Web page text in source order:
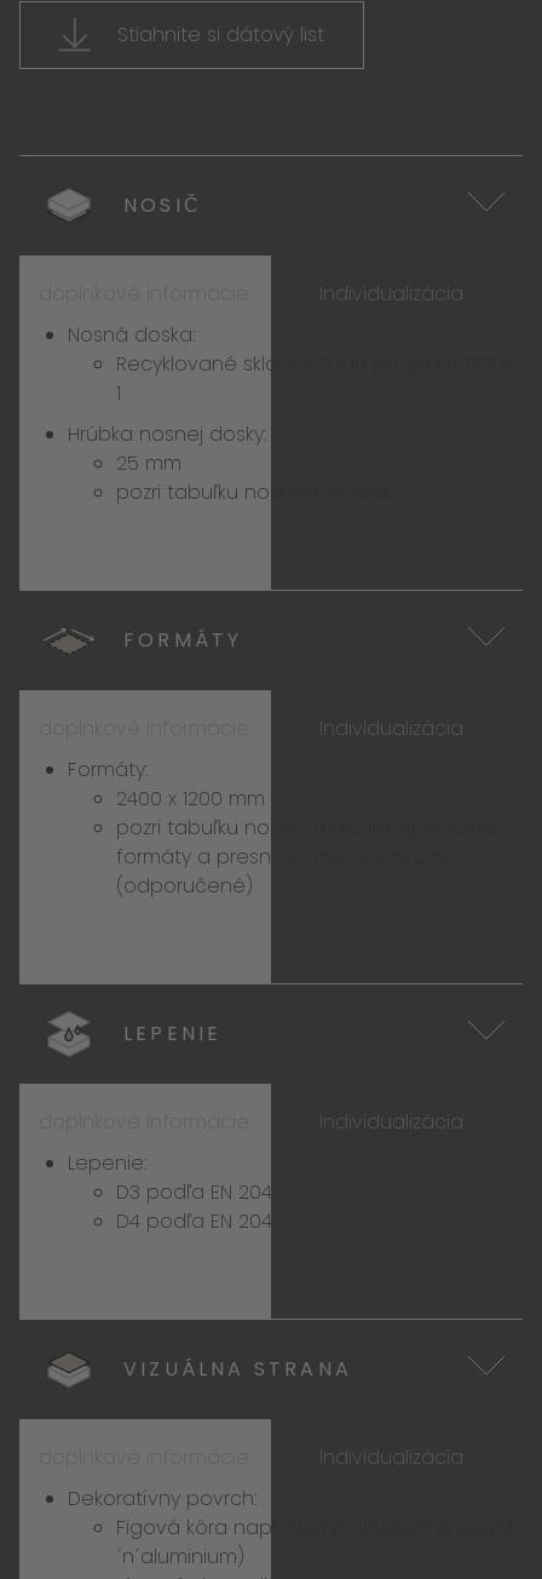
Stiahnite si dátový list
NOSIČ
doplnkové informácie
Individualizácia
Nosná doska:
Recyklované sklo A2-S1, d0 padľa EN 13501-
1
Hrúbka nosnej dosky:
25 mm
pozri tabuľku nosných dosiek
FORMÁTY
doplnkové informácie
Individualizácia
Formáty:
2400 x 1200 mm
pozri tabuľku nosných dosiek
formáty a presný rozmer sú možné
(odporučené)
LEPENIE
doplnkové informácie
Individualizácia
Lepenie:
D3 podľa EN 204
D4 podľa EN 204
VIZUÁLNA STRANA
doplnkové informácie
Individualizácia
Dekoratívny povrch:
Figová kôra napr. čierno strieborná (black
´n´aluminium)